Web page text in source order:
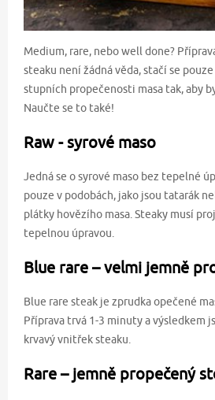
Medium, rare, nebo well done?
steaku není žádná věda, stačí se
stupních propečenosti masa tak, aby
Naučte se to také!
Raw - syrové maso
Jedná se o syrové maso bez tepelné
pouze v podobách, jako jsou tatarák
plátky hovězího masa. Steaky musí
tepelnou úpravou.
Blue rare – velmi jemně
Blue rare steak je zprudka opečené
Příprava trvá 1-3 minuty a výsledkem
krvavý vnitřek steaku.
Rare – jemně propečený